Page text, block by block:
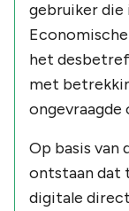
gebruiker die
het
met
ongevraagde
Op basis van
ontstaan dat
digitale